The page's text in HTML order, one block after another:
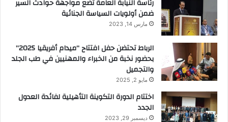
رئاسة النيابة العامة تضع مواجهة حوادث السير
ضمن أولويات السياسة الجنائية
مارس 14, 2023
الرباط تحتضن حفل افتتاح “ميدام أفريقيا 2025”
بحضور نخبة من الخبراء والمهنيين في طب الجلد
والتجميل
مايو 2, 2025
اختتام الدورة التكوينة التأهيلية لفائدة العدول
الجدد
ديسمبر 29, 2023